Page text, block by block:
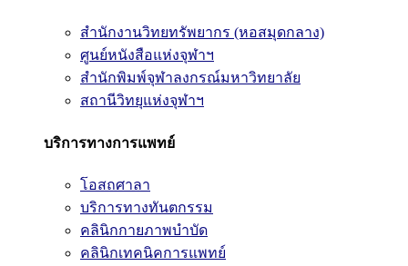
สำนักงานวิทยทรัพยากร (หอสมุดกลาง)
ศูนย์หนังสือแห่งจุฬาฯ
สำนักพิมพ์จุฬาลงกรณ์มหาวิทยาลัย
สถานีวิทยุแห่งจุฬาฯ
บริการทางการแพทย์
โอสถศาลา
บริการทางทันตกรรม
คลินิกกายภาพบำบัด
คลินิกเทคนิคการแพทย์